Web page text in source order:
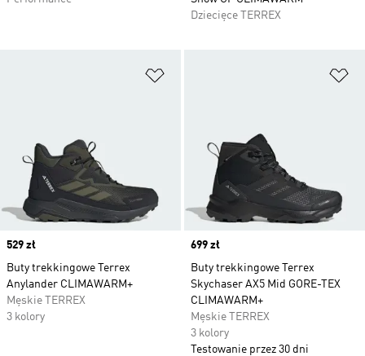
Dziecięce TERREX
Price
529 zł
Buty trekkingowe Terrex
Anylander CLIMAWARM+
Męskie TERREX
3 kolory
Price
699 zł
Buty trekkingowe Terrex
Skychaser AX5 Mid GORE-TEX
CLIMAWARM+
Męskie TERREX
3 kolory
Testowanie przez 30 dni